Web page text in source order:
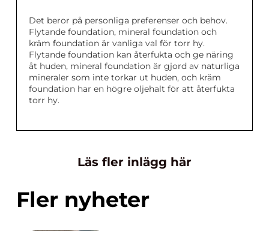
Det beror på personliga preferenser och behov.
Flytande foundation, mineral foundation och
kräm foundation är vanliga val för torr hy.
Flytande foundation kan återfukta och ge näring
åt huden, mineral foundation är gjord av naturliga
mineraler som inte torkar ut huden, och kräm
foundation har en högre oljehalt för att återfukta
torr hy.
Läs fler inlägg här
Fler nyheter